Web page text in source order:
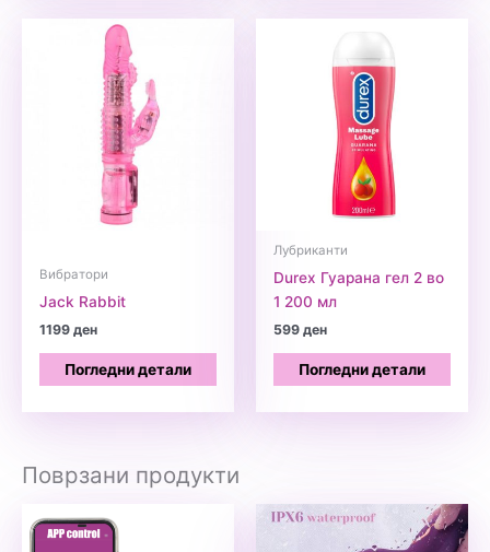
Вибратори
Jack Rabbit
1199ден
Погледни детали
Лубриканти
Durex Гуарана гел 2 во
1 200 мл
599ден
Погледни детали
Поврзани продукти